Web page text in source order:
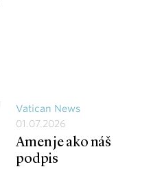
Vatican News
01.07.2026
Amen je ako náš
podpis